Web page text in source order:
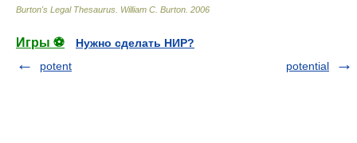
Burton's Legal Thesaurus. William C. Burton 2006
Игры ⚽
Нужно сделать НИР?
potent
potential